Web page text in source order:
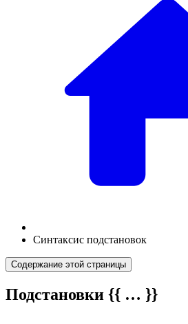
Синтаксис подстановок
Содержание этой страницы
Подстановки {{ … }}